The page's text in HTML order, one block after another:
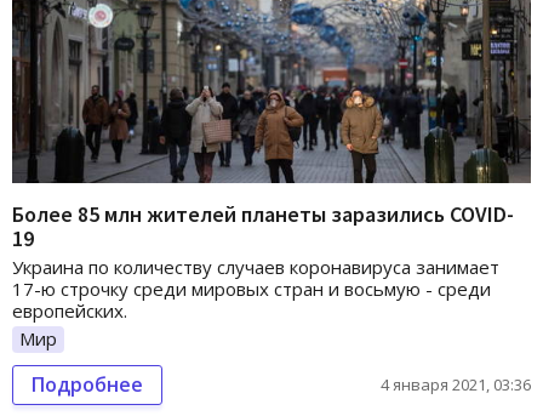
Более 85 млн жителей планеты заразились COVID-
19
Украина по количеству случаев коронавируса занимает
17-ю строчку среди мировых стран и восьмую - среди
европейских.
Мир
Подробнее 4 января 2021, 03:36